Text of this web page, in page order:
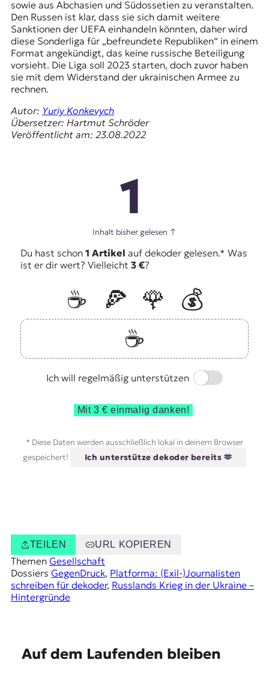
sowie aus Abchasien und Südossetien zu veranstalten.
Den Russen ist klar, dass sie sich damit weitere
Sanktionen der UEFA einhandeln könnten, daher wird
diese Sonderliga für „befreundete Republiken“ in einem
Format angekündigt, das keine russische Beteiligung
vorsieht. Die Liga soll 2023 starten, doch zuvor haben
sie mit dem Widerstand der ukrainischen Armee zu
rechnen.
Autor: Yuriy Konkevych
Übersetzer: Hartmut Schröder
Veröffentlicht am: 23.08.2022
1
Inhalt bisher gelesen ↑
Du hast schon 1 Artikel auf dekoder gelesen.* Was
ist er dir wert? Vielleicht 3 €?
☕️ 🍕 🌹
💰
☕️
Ich will regelmäßig unterstützen
Switch
Mit 3 € einmalig danken!
* Diese Daten werden ausschließlich lokal in deinem Browser
gespeichert!
Ich unterstütze dekoder bereits 🫶
TEILEN URL KOPIEREN
Themen Gesellschaft
Dossiers GegenDruck, Platforma: (Exil-)Journalisten
schreiben für dekoder, Russlands Krieg in der Ukraine –
Hintergründe
Auf dem Laufenden bleiben